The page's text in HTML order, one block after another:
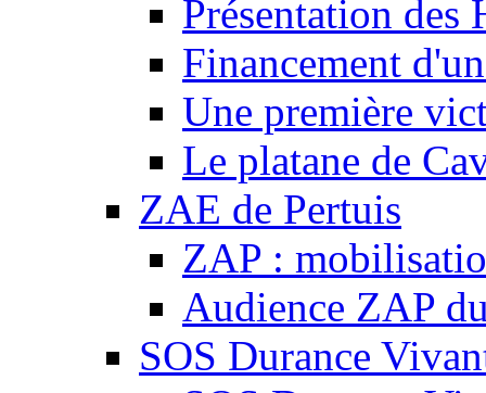
Présentation des
Financement
Une première
Le platane de
ZAE de Pertuis
ZAP :
Audience ZAP
SOS Durance